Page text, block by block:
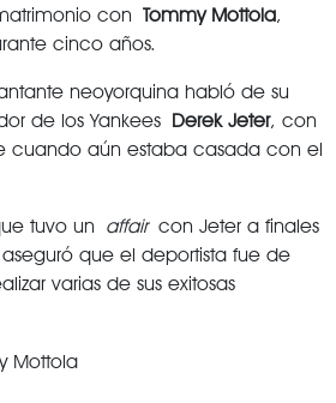
con Tommy Mottola,
cinco años.
neoyorquina habló de su
de los Yankees Derek Jeter, con
cuando aún estaba casada con el
tuvo un affair con Jeter a finales
que el deportista fue de
varias de sus exitosas